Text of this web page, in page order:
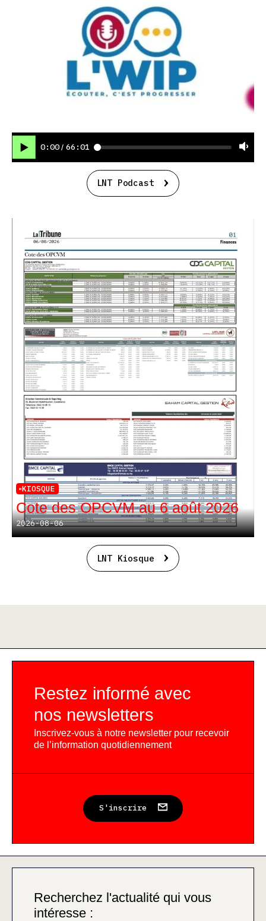
0:00 / 66:01
LNT Podcast
KIOSQUE
Cote des OPCVM au 6 août 2026
2026-08-06
LNT Kiosque
Restez informé avec
nos newsletters
Inscrivez-vous à notre newsletter pour recevoir
de l’information quotidiennement
S'inscrire
Recherchez l'actualité qui vous
intéresse :